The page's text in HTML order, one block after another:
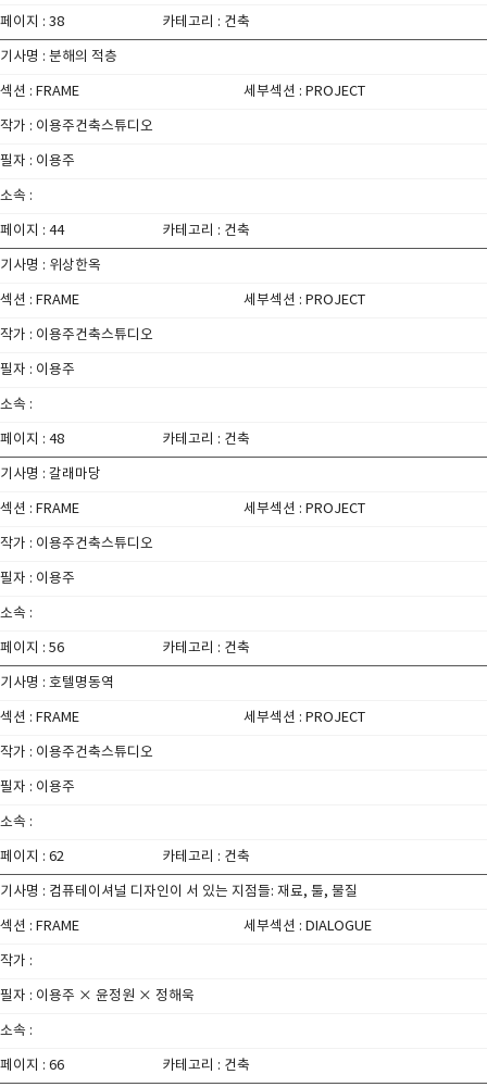
페이지 : 38 카테고리 : 건축
기사명 : 분해의 적층
섹션 : FRAME 세부섹션 : PROJECT
작가 : 이용주건축스튜디오
필자 : 이용주
소속 :
페이지 : 44 카테고리 : 건축
기사명 : 위상한옥
섹션 : FRAME 세부섹션 : PROJECT
작가 : 이용주건축스튜디오
필자 : 이용주
소속 :
페이지 : 48 카테고리 : 건축
기사명 : 갈래마당
섹션 : FRAME 세부섹션 : PROJECT
작가 : 이용주건축스튜디오
필자 : 이용주
소속 :
페이지 : 56 카테고리 : 건축
기사명 : 호텔명동역
섹션 : FRAME 세부섹션 : PROJECT
작가 : 이용주건축스튜디오
필자 : 이용주
소속 :
페이지 : 62 카테고리 : 건축
기사명 : 컴퓨테이셔널 디자인이 서 있는 지점들: 재료, 툴, 물질
섹션 : FRAME 세부섹션 : DIALOGUE
작가 :
필자 : 이용주 × 윤정원 × 정해욱
소속 :
페이지 : 66 카테고리 : 건축